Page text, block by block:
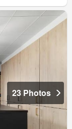
23 Photos